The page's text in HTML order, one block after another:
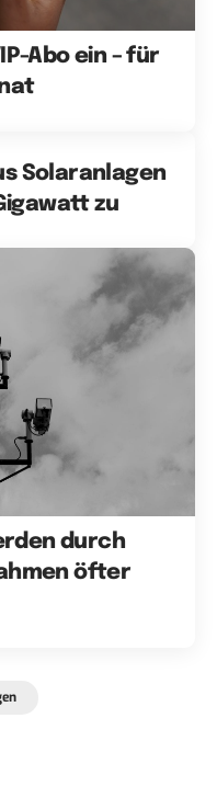
Abo ein – für
Solaranlagen
zu
durch
öfter